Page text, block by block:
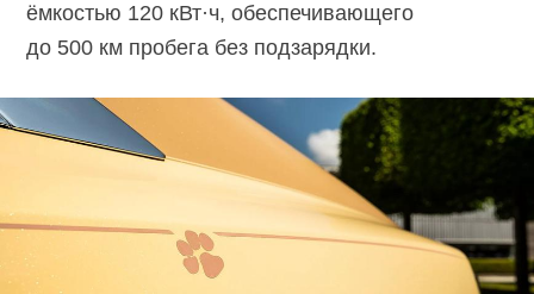
ёмкостью 120 кВт·ч, обеспечивающего
до 500 км пробега без подзарядки.